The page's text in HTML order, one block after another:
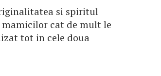
si spiritul
cat de mult le
tot in cele doua